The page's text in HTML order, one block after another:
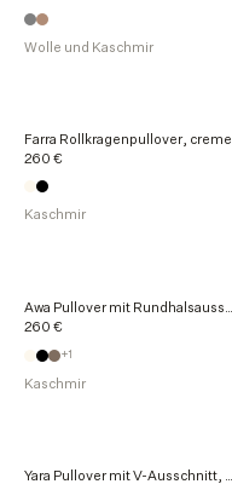
Wolle und Kaschmir
Farra Rollkragenpullover, creme
260 €
Kaschmir
260 €
Kaschmir
+1